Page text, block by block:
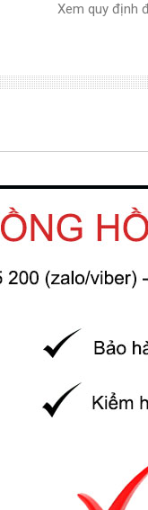
Xem quy định